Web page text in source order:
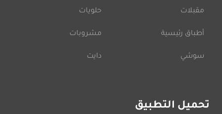
مقبلات
أطباق رئيسية
سوشي
حلويات
مشروبات
دايت
تحميل التطبيق